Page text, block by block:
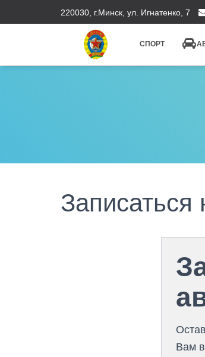
220030, г.Минск, ул. Игнатенко, 7
СПОРТ
Записаться
Вам